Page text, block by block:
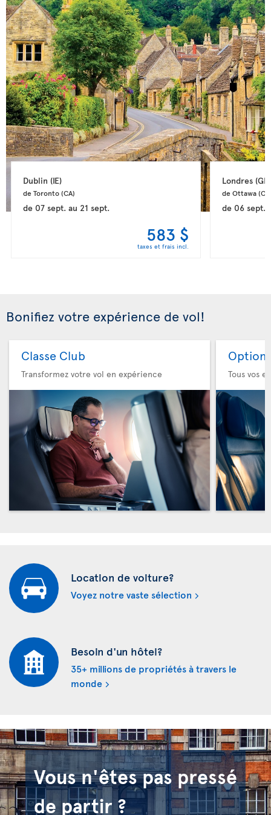
Dublin (IE)
de Toronto (CA)
de 07 sept.au 21 sept.
583 $
taxes et frais incl.
Londres (GB)
de Ottawa
de 06 sept.
Bonifiez votre expérience de vol!
Classe Club
Transformez votre vol en expérience
Option
Tous vos
Location de voiture?
Voyez notre vaste sélection
Besoin d'un hôtel?
35+ millions de propriétés à travers le
monde
Vous n'êtes pas pressé
de partir ?